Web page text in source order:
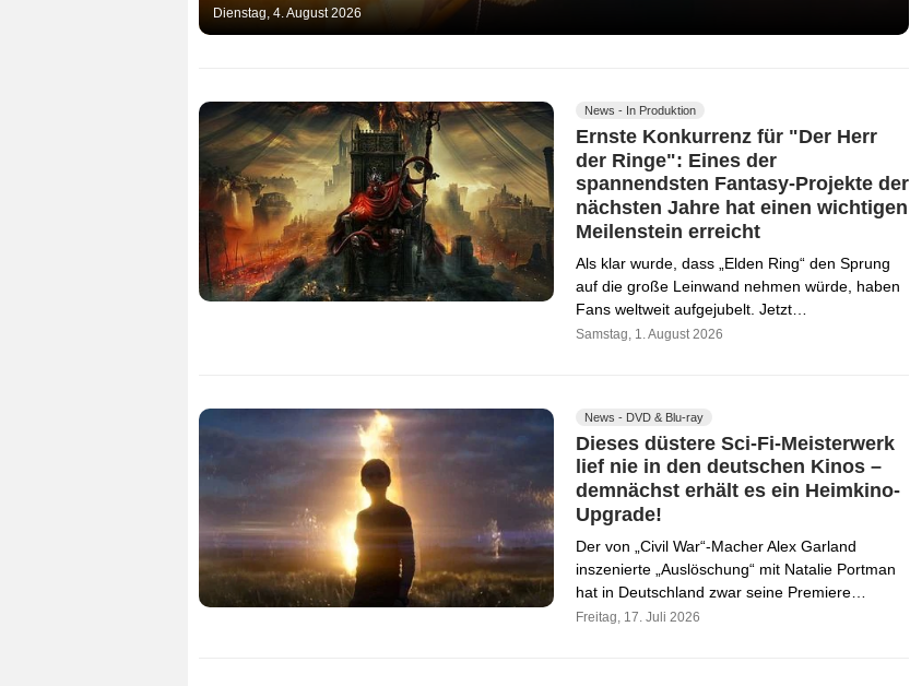
Dienstag, 4. August 2026
News - In Produktion
Ernste Konkurrenz für "Der Herr
der Ringe": Eines der
spannendsten Fantasy-Projekte der
nächsten Jahre hat einen wichtigen
Meilenstein erreicht
Als klar wurde, dass „Elden Ring“ den Sprung
auf die große Leinwand nehmen würde, haben
Fans weltweit aufgejubelt. Jetzt…
Samstag, 1. August 2026
News - DVD & Blu-ray
Dieses düstere Sci-Fi-Meisterwerk
lief nie in den deutschen Kinos –
demnächst erhält es ein Heimkino-
Upgrade!
Der von „Civil War“-Macher Alex Garland
inszenierte „Auslöschung“ mit Natalie Portman
hat in Deutschland zwar seine Premiere…
Freitag, 17. Juli 2026